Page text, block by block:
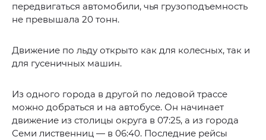
передвигаться автомобили, чья грузоподъемность
не превышала 20 тонн.
Движение по льду открыто как для колесных, так и
для гусеничных машин.
Из одного города в другой по ледовой трассе
можно добраться и на автобусе. Он начинает
движение из столицы округа в 07:25, а из города
Семи лиственниц — в 06:40. Последние рейсы